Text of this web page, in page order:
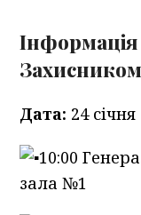
Захисником
Дата: 24 січня
10:00
зала №1